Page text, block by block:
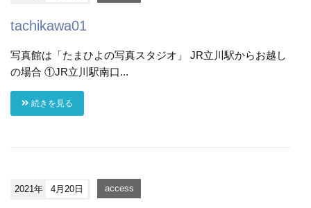
tachikawa01
写真館は「たまひよの写真スタジオ」 JR立川駅からお越し
の場合 ①JR立川駅南口...
続きを見る
2021年 4月20日 access